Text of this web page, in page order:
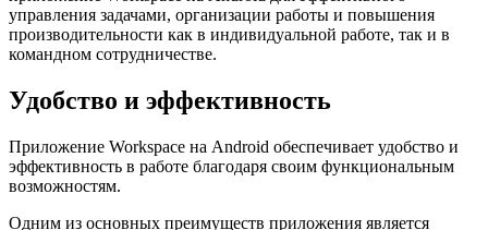
управления задачами, организации работы и повышения
производительности как в индивидуальной работе, так и в
командном сотрудничестве.
Удобство и эффективность
Приложение Workspace на Android обеспечивает удобство и
эффективность в работе благодаря своим функциональным
возможностям.
Одним из основных преимуществ приложения является